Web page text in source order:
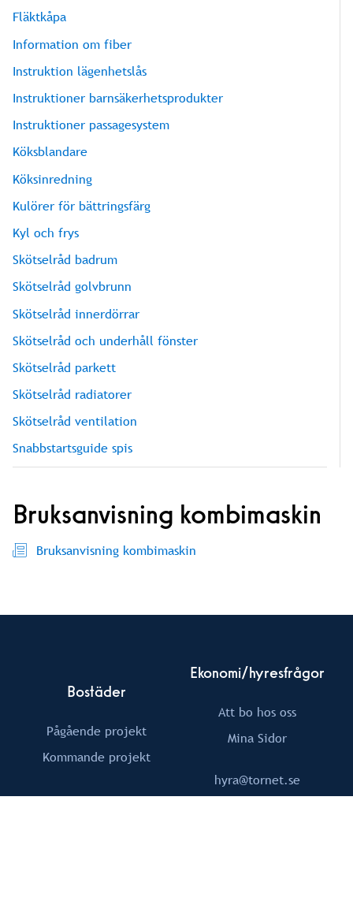
Fläktkåpa
Information om fiber
Instruktion lägenhetslås
Instruktioner barnsäkerhetsprodukter
Instruktioner passagesystem
Köksblandare
Köksinredning
Kulörer för bättringsfärg
Kyl och frys
Skötselråd badrum
Skötselråd golvbrunn
Skötselråd innerdörrar
Skötselråd och underhåll fönster
Skötselråd parkett
Skötselråd radiatorer
Skötselråd ventilation
Snabbstartsguide spis
Bruksanvisning kombimaskin
Bruksanvisning kombimaskin
Bostäder
Pågående projekt
Kommande projekt
Ekonomi/hyresfrågor
Att bo hos oss
Mina Sidor
hyra@tornet.se